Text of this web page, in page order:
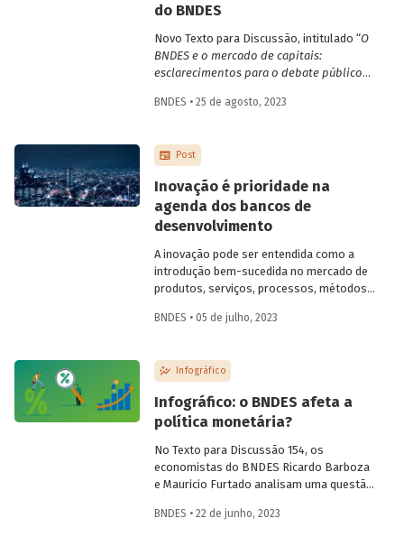
do BNDES
Novo Texto para Discussão, intitulado “O
BNDES e o mercado de capitais:
esclarecimentos para o debate público
pontos da relação entre BNDES e
superficial no debate público.
BNDES • 25 de agosto, 2023
Post
Inovação é prioridade na
agenda dos bancos de
desenvolvimento
A inovação pode ser entendida como a
introdução bem-sucedida no mercado de
produtos, serviços, processos, métodos
anteriormente ou que têm alguma
(2010), inovações fornecem meios para o
a partir de um conjunto limitado de
recursos, o que faz com que sejam o
principal motor do desenvolvimento
econômico.
BNDES • 05 de julho, 2023
Infográfico
Infográfico: o BNDES afeta a
política monetária?
No Texto para Discussão 154, os
economistas do BNDES Ricardo Barboza
e Mauricio Furtado analisam uma questão
impacto da atuação do BNDES sobre a
BNDES • 22 de junho, 2023